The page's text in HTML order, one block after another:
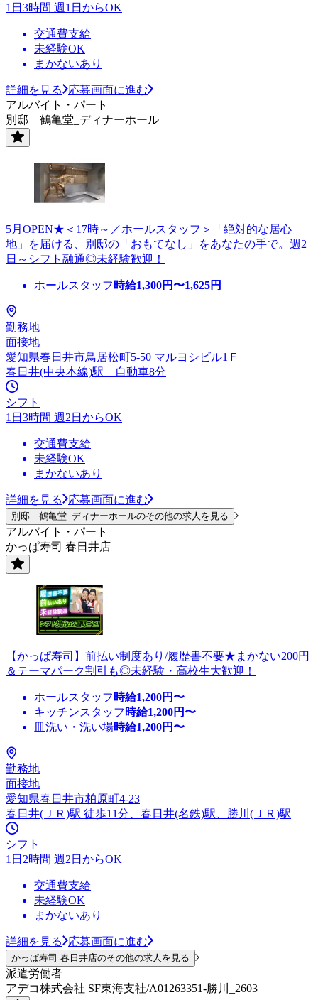
1日3時間 週1日からOK
交通費支給
未経験OK
まかないあり
詳細を見る
応募画面に進む
アルバイト・パート
別邸 鶴亀堂_ディナーホール
5月OPEN★＜17時～／ホールスタッフ＞「絶対的な居心
地」を届ける、別邸の「おもてなし」をあなたの手で。週2
日～シフト融通◎未経験歓迎！
ホールスタッフ 時給1,300円〜1,625円
勤務地
面接地
愛知県春日井市鳥居松町5-50 マルヨシビル1Ｆ
春日井(中央本線)駅 自動車8分
シフト
1日3時間 週2日からOK
交通費支給
未経験OK
まかないあり
詳細を見る 応募画面に進む
別邸 鶴亀堂_ディナーホールのその他の求人を見る
アルバイト・パート
かっぱ寿司 春日井店
【かっぱ寿司】前払い制度あり/履歴書不要★まかない200円
＆テーマパーク割引も◎未経験・高校生大歓迎！
ホールスタッフ 時給1,200円〜
キッチンスタッフ 時給1,200円〜
皿洗い・洗い場時給1,200円〜
勤務地
面接地
愛知県春日井市柏原町4-23
春日井(ＪＲ)駅 徒歩11分、春日井(名鉄)駅、勝川(ＪＲ)駅
シフト
1日2時間 週2日からOK
交通費支給
未経験OK
まかないあり
詳細を見る 応募画面に進む
かっぱ寿司 春日井店のその他の求人を見る
派遣労働者
アデコ株式会社 SF東海支社/A01263351-勝川_2603